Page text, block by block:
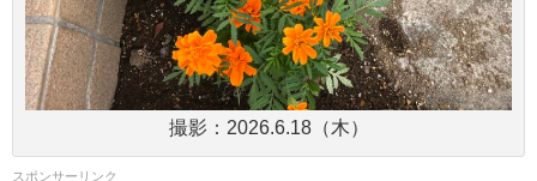
撮影：2026.6.18（木）
スポンサーリンク